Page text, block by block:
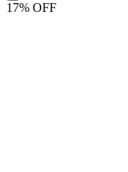
17% OFF